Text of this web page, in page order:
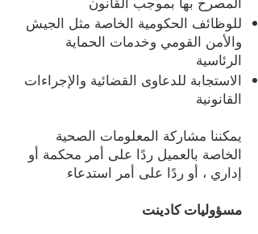
للوظائف الحكومية الخاصة مثل الجيش
والأمن القومي وخدمات الحماية
الرئاسية
الاستجابة للدعاوى القضائية والإجراءات
القانونية
يمكننا مشاركة المعلومات الصحية
الخاصة بالعميل ردًا على أمر محكمة أو
إداري ، أو ردًا على أمر استدعاء.
مسؤوليات كادينت